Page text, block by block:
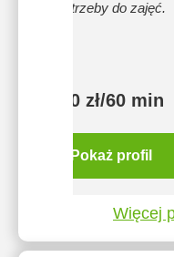
potrzeby do zajęć.
120 zł/60 min
Pokaż profil
Więcej